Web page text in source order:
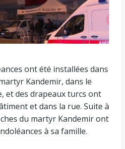
ont été installées dans
Kandemir, dans le
et des drapeaux turcs ont
et dans la rue. Suite à
du martyr Kandemir ont
à sa famille.